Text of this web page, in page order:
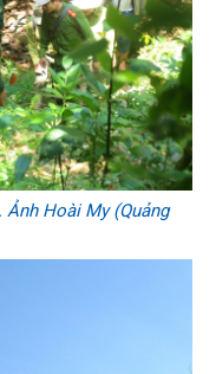
Hoài My (Quảng